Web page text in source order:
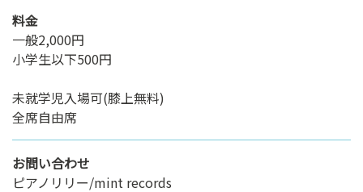
料金
一般2,000円
小学生以下500円
未就学児入場可(膝上無料)
全席自由席
お問い合わせ
ピアノリリー/mint records